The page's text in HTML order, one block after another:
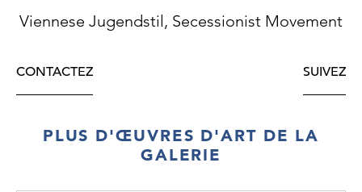
Viennese Jugendstil, Secessionist Movement
CONTACTEZ SUIVEZ
PLUS D'ŒUVRES D'ART DE LA
GALERIE